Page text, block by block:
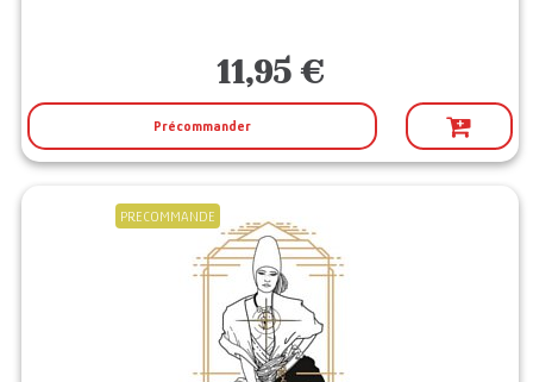
11,95 €
Précommander
PRECOMMANDE